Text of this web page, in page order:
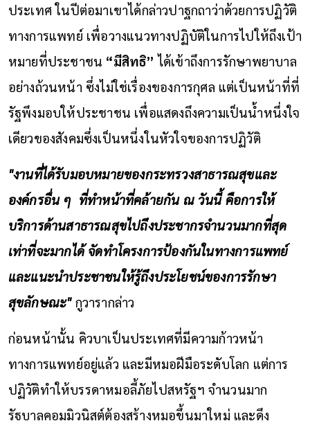
ประเทศ ในปีต่อมาเขาได้กล่าวปาฐกถาว่าด้วยการปฏิวัติ
ทางการแพทย์ เพื่อวางแนวทางปฏิบัติในการไปให้ถึงเป้า
หมายที่ประชาชน “มีสิทธิ” ได้เข้าถึงการรักษาพยาบาล
อย่างถ้วนหน้า ซึ่งไม่ใช่เรื่องของการกุศล แต่เป็นหน้าที่ที่
รัฐพึงมอบให้ประชาชน เพื่อแสดงถึงความเป็นน้ำหนึ่งใจ
เดียวของสังคมซึ่งเป็นหนึ่งในหัวใจของการปฏิวัติ
"งานที่ได้รับมอบหมายของกระทรวงสาธารณสุขและ
องค์กรอื่น ๆ ที่ทำหน้าที่คล้ายกัน ณ วันนี้ คือการให้
บริการด้านสาธารณสุขไปถึงประชากรจำนวนมากที่สุด
เท่าที่จะมากได้ จัดทำโครงการป้องกันในทางการแพทย์
และแนะนำประชาชนให้รู้ถึงประโยชน์ของการรักษา
สุขลักษณะ" กูวารากล่าว
ก่อนหน้านั้น คิวบาเป็นประเทศที่มีความก้าวหน้า
ทางการแพทย์อยู่แล้ว และมีหมอฝีมือระดับโลก แต่การ
ปฏิวัติทำให้บรรดาหมอลี้ภัยไปสหรัฐฯ จำนวนมาก
รัฐบาลคอมมิวนิสต์ต้องสร้างหมอขึ้นมาใหม่ และดึง